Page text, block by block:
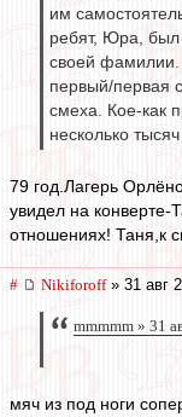
им
ребят, Юра, был
своей фамилии.
первый/первая
смеха. Кое-как
несколько
79 год.Лагерь
увидел на
отношениях! Таня,к
# Nikiforoff» 31 авг
mmmmm » 31
мяч из под ноги